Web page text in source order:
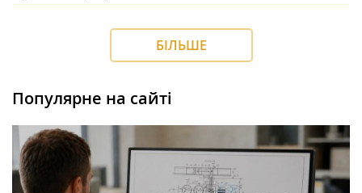
БІЛЬШЕ
Популярне на сайті